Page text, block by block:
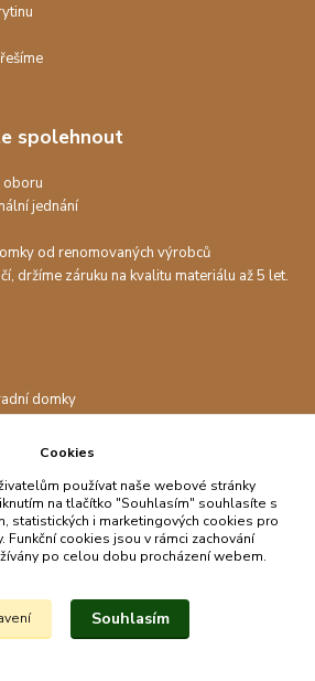
spolehnout
oboru
jednání
od renomovaných výrobců
držíme záruku na kvalitu materiálu až 5 let.
domky
Upravit sběr cookies.
Cookies
používat naše webové stránky
na tlačítko "Souhlasím" souhlasíte s
statistických i marketingových cookies pro
Funkční cookies jsou v rámci zachování
po celou dobu procházení webem.
Souhlasím